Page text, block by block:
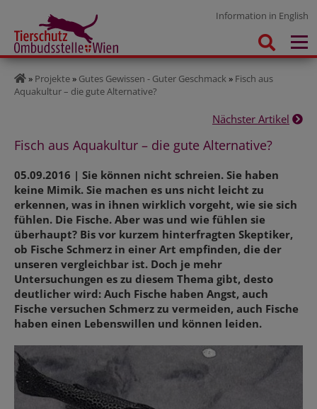
Information in English
» Projekte» Gutes Gewissen - Guter Geschmack» Fisch aus
Aquakultur – die gute Alternative?
Nächster Artikel
Fisch aus Aquakultur – die gute Alternative?
05.09.2016 | Sie können nicht schreien. Sie haben
keine Mimik. Sie machen es uns nicht leicht zu
erkennen, was in ihnen wirklich vorgeht, wie sie sich
fühlen. Die Fische. Aber was und wie fühlen sie
überhaupt? Bis vor kurzem hinterfragten Skeptiker,
ob Fische Schmerz in einer Art empfinden, die der
unseren vergleichbar ist. Doch je mehr
Untersuchungen es zu diesem Thema gibt, desto
deutlicher wird: Auch Fische haben Angst, auch
Fische versuchen Schmerz zu vermeiden, auch Fische
haben einen Lebenswillen und können leiden.